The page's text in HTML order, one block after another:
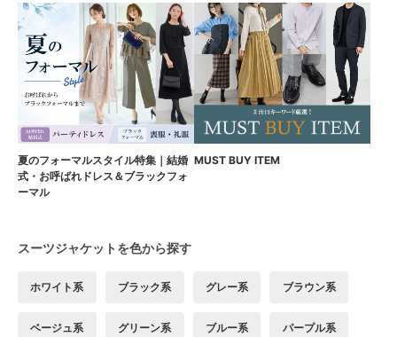
夏のフォーマルスタイル特集｜結婚
式・お呼ばれドレス＆ブラックフォ
ーマル
MUST BUY ITEM
スーツジャケットを色から探す
ホワイト系 ブラック系 グレー系 ブラウン系
ベージュ系 グリーン系 ブルー系 パープル系